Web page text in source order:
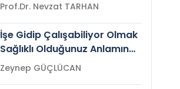
Prof.Dr. Nevzat TARHAN
İşe Gidip Çalışabiliyor Olmak
Sağlıklı Olduğunuz Anlamına
Gelir mi?Zeynep GÜÇLÜCAN